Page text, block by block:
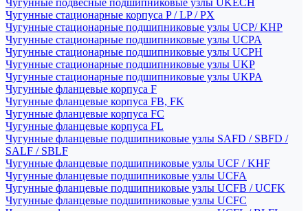
Чугунные подвесные подшипниковые узлы UKECH
Чугунные стационарные корпуса P / LP / PX
Чугунные стационарные подшипниковые узлы UCP/ KHP
Чугунные стационарные подшипниковые узлы UCPA
Чугунные стационарные подшипниковые узлы UCPH
Чугунные стационарные подшипниковые узлы UKP
Чугунные стационарные подшипниковые узлы UKPA
Чугунные фланцевые корпуса F
Чугунные фланцевые корпуса FB, FK
Чугунные фланцевые корпуса FC
Чугунные фланцевые корпуса FL
Чугунные фланцевые подшипниковые узлы SAFD / SBFD /
SALF / SBLF
Чугунные фланцевые подшипниковые узлы UCF / KHF
Чугунные фланцевые подшипниковые узлы UCFA
Чугунные фланцевые подшипниковые узлы UCFB / UCFK
Чугунные фланцевые подшипниковые узлы UCFC